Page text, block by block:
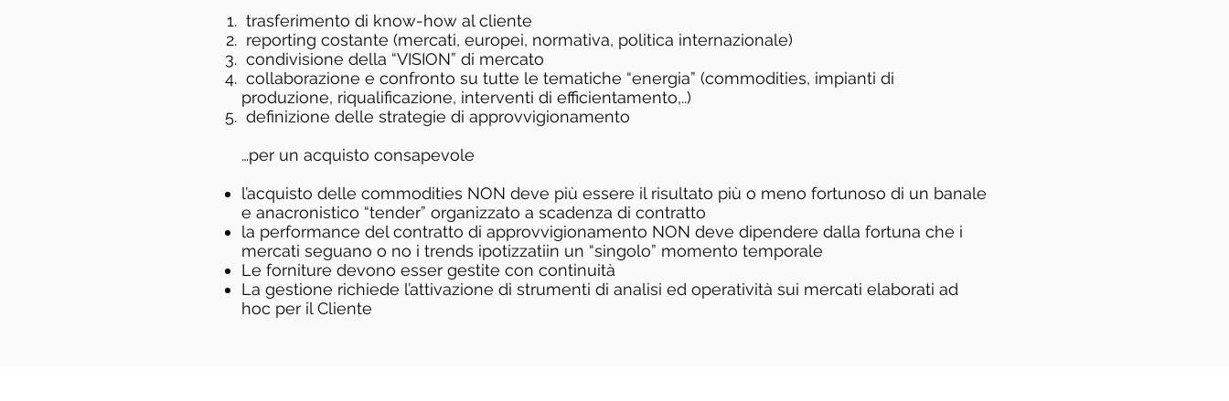
trasferimento di know-how al cliente
reporting costante (mercati, europei, normativa, politica internazionale)
condivisione della “VISION” di mercato
collaborazione e confronto su tutte le tematiche “energia” (commodities, impianti di
produzione, riqualificazione, interventi di efficientamento,..)
definizione delle strategie di approvvigionamento
…per un acquisto consapevole
l’acquisto delle commodities NON deve più essere il risultato più o meno fortunoso di un banale
e anacronistico “tender” organizzato a scadenza di contratto
la performance del contratto di approvvigionamento NON deve dipendere dalla fortuna che i
mercati seguano o no i trends ipotizzatiin un “singolo” momento temporale
Le forniture devono esser gestite con continuità
La gestione richiede l’attivazione di strumenti di analisi ed operatività sui mercati elaborati ad
hoc per il Cliente